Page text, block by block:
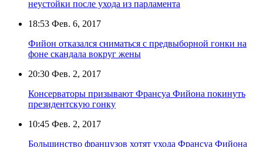
неустойки после ухода из парламента
18:53 Фев. 6, 2017
Фийон отказался сниматься с предвыборной гонки на
фоне скандала вокруг жены
20:30 Фев. 2, 2017
Консерваторы призывают Франсуа Фийона покинуть
президентскую гонку
10:45 Фев. 2, 2017
Большинство французов хотят ухода Франсуа Фийона